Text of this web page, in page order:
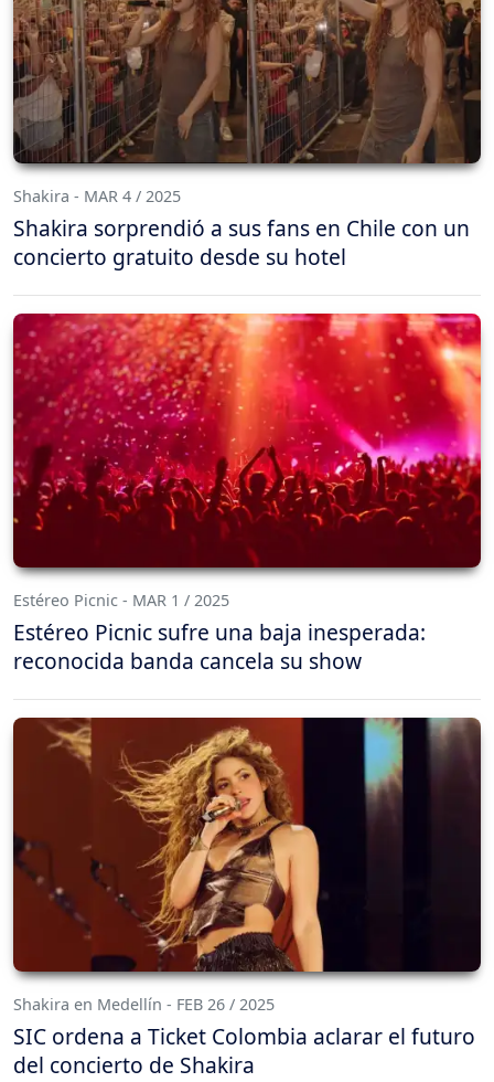
Shakira - MAR 4 / 2025
Shakira sorprendió a sus fans en Chile con un
concierto gratuito desde su hotel
Estéreo Picnic - MAR 1 / 2025
Estéreo Picnic sufre una baja inesperada:
reconocida banda cancela su show
Shakira en Medellín - FEB 26 / 2025
SIC ordena a Ticket Colombia aclarar el futuro
del concierto de Shakira